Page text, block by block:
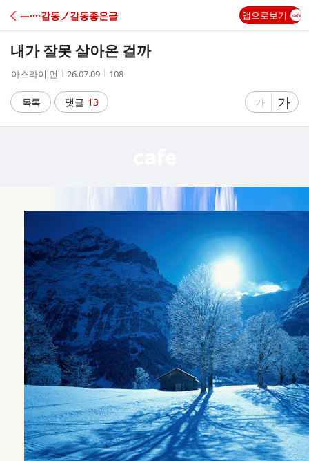
C
A
―····감동ノ감동좋은글 앱으로보기
내가 잘못 살아온 걸까
작
자
아스라이 먼
작
시
간
26.07.09
조
108
목록 댓글 13
글
작
가
글
자
크
가